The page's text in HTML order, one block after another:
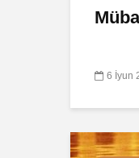
6 İyun